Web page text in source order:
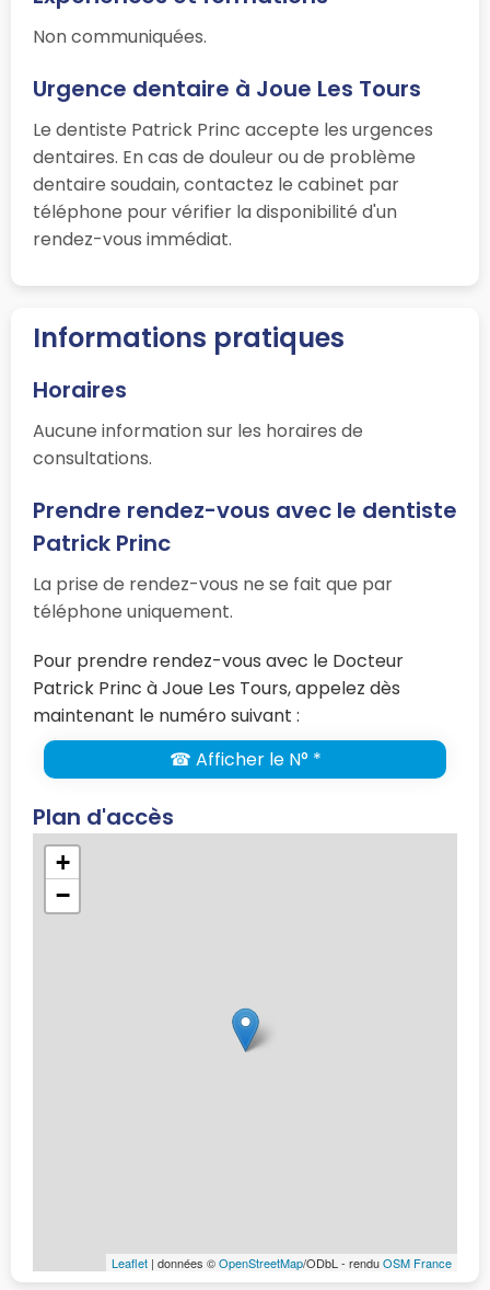
Non communiquées.
Urgence dentaire à Joue Les Tours
Le dentiste Patrick Princ accepte les urgences
dentaires. En cas de douleur ou de problème
dentaire soudain, contactez le cabinet par
téléphone pour vérifier la disponibilité d'un
rendez-vous immédiat.
Informations pratiques
Horaires
Aucune information sur les horaires de
consultations.
Prendre rendez-vous avec le dentiste
Patrick Princ
La prise de rendez-vous ne se fait que par
téléphone uniquement.
Pour prendre rendez-vous avec le Docteur
Patrick Princ à Joue Les Tours, appelez dès
maintenant le numéro suivant :
☎ Afficher le N° *
Plan d'accès
+
−
Leaflet | données ©OpenStreetMap/ODbL - renduOSM France